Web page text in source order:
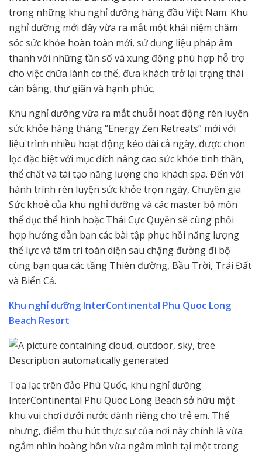
trong những khu nghỉ dưỡng hàng đầu Việt Nam. Khu
nghỉ dưỡng mới đây vừa ra mắt một khái niệm chăm
sóc sức khỏe hoàn toàn mới, sử dụng liệu pháp âm
thanh với những tần số và xung động phù hợp hỗ trợ
cho việc chữa lành cơ thể, đưa khách trở lại trạng thái
cân bằng, thư giãn và hạnh phúc.
Khu nghỉ dưỡng vừa ra mắt chuỗi hoạt động rèn luyện
sức khỏe hàng tháng “Energy Zen Retreats” mới với
liệu trình nhiều hoạt động kéo dài cả ngày, được chọn
lọc đặc biệt với mục đích nâng cao sức khỏe tinh thần,
thể chất và tái tạo năng lượng cho khách spa. Đến với
hành trình rèn luyện sức khỏe trọn ngày, Chuyên gia
Sức khoẻ của khu nghỉ dưỡng và các master bộ môn
thể dục thể hình hoặc Thái Cực Quyền sẽ cùng phối
hợp hướng dẫn bạn các bài tập phục hồi năng lượng
thể lực và tâm trí toàn diện sau chặng đường đi bộ
cùng bạn qua các tầng Thiên đường, Bầu Trời, Trái Đất
và Biển Cả.
Khu nghỉ dưỡng InterContinental Phu Quoc Long
Beach Resort
Tọa lạc trên đảo Phú Quốc, khu nghỉ dưỡng
InterContinental Phu Quoc Long Beach sở hữu một
khu vui chơi dưới nước dành riêng cho trẻ em. Thế
nhưng, điểm thu hút thực sự của nơi này chính là vừa
ngắm nhìn hoàng hôn vừa ngâm mình tại một trong